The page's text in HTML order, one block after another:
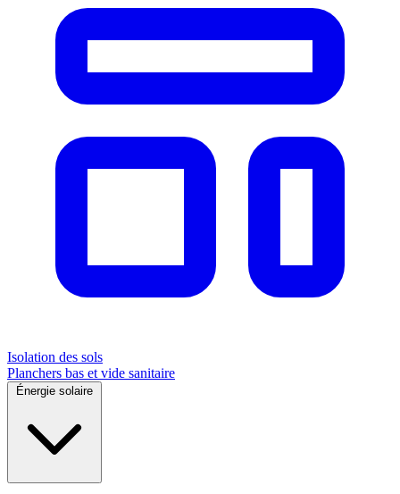
Isolation des sols
Planchers bas et vide sanitaire